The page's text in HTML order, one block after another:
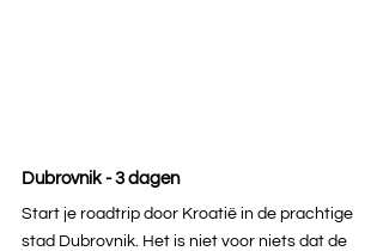
Dubrovnik - 3 dagen
Start je roadtrip door Kroatië in de prachtige
stad Dubrovnik. Het is niet voor niets dat de